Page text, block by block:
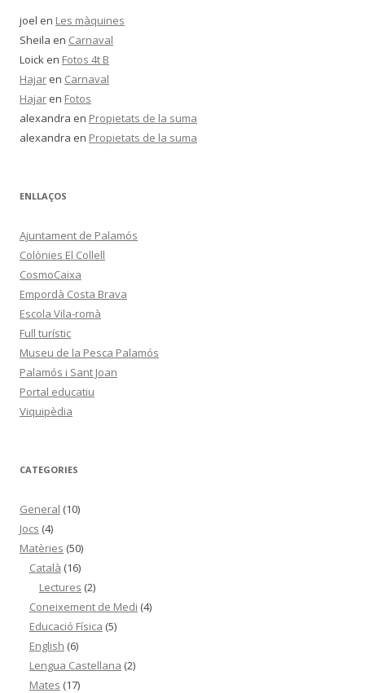
joel en Les màquines
Sheila en Carnaval
Loick en Fotos 4t B
Hajar en Carnaval
Hajar en Fotos
alexandra en Propietats de la suma
alexandra en Propietats de la suma
ENLLAÇOS
Ajuntament de Palamós
Colònies El Collell
CosmoCaixa
Empordà Costa Brava
Escola Vila-romà
Full turístic
Museu de la Pesca Palamós
Palamós i Sant Joan
Portal educatiu
Viquipèdia
CATEGORIES
General (10)
Jocs (4)
Matèries (50)
Català (16)
Lectures (2)
Coneixement de Medi (4)
Educació Física (5)
English (6)
Lengua Castellana (2)
Mates (17)